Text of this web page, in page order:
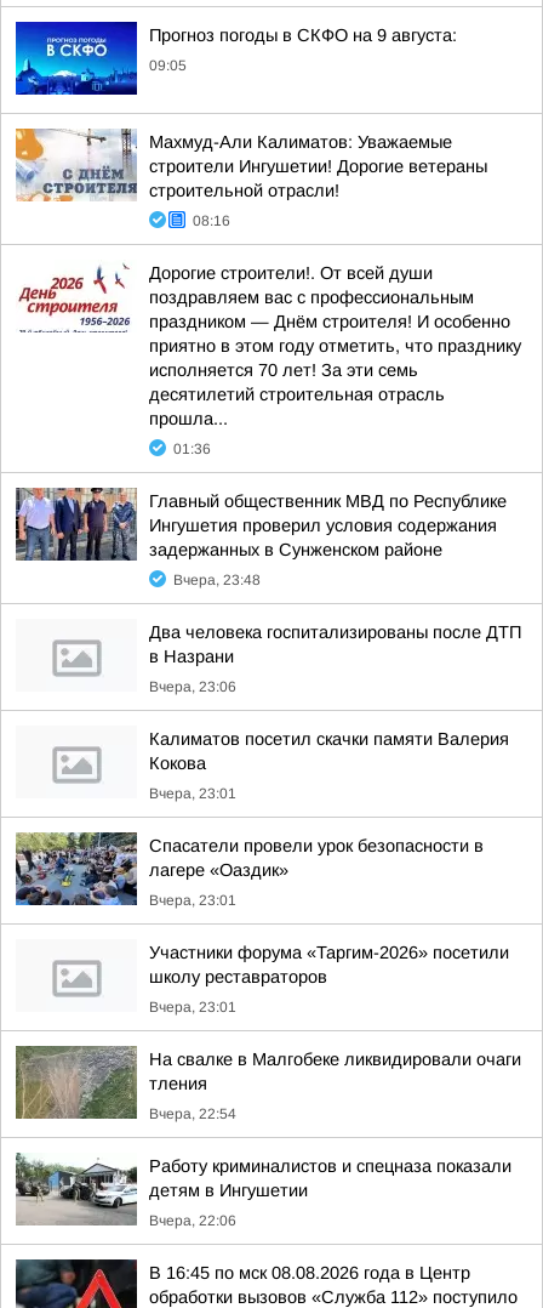
Прогноз погоды в СКФО на 9 августа:
09:05
Махмуд-Али Калиматов: Уважаемые
строители Ингушетии! Дорогие ветераны
строительной отрасли!
08:16
Дорогие строители!. От всей души
поздравляем вас с профессиональным
праздником — Днём строителя! И особенно
приятно в этом году отметить, что празднику
исполняется 70 лет! За эти семь
десятилетий строительная отрасль
прошла...
01:36
Главный общественник МВД по Республике
Ингушетия проверил условия содержания
задержанных в Сунженском районе
Вчера, 23:48
Два человека госпитализированы после ДТП
в Назрани
Вчера, 23:06
Калиматов посетил скачки памяти Валерия
Кокова
Вчера, 23:01
Спасатели провели урок безопасности в
лагере «Оаздик»
Вчера, 23:01
Участники форума «Таргим-2026» посетили
школу реставраторов
Вчера, 23:01
На свалке в Малгобеке ликвидировали очаги
тления
Вчера, 22:54
Работу криминалистов и спецназа показали
детям в Ингушетии
Вчера, 22:06
В 16:45 по мск 08.08.2026 года в Центр
обработки вызовов «Служба 112» поступило